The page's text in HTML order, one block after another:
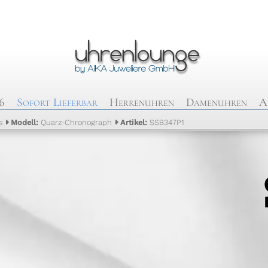
Sofort Lieferbar Herrenuhren Damenuhren
Modell: Quarz-Chronograph Artikel:SSB347P1